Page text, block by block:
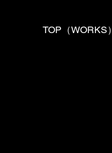
TOP（WORKS）